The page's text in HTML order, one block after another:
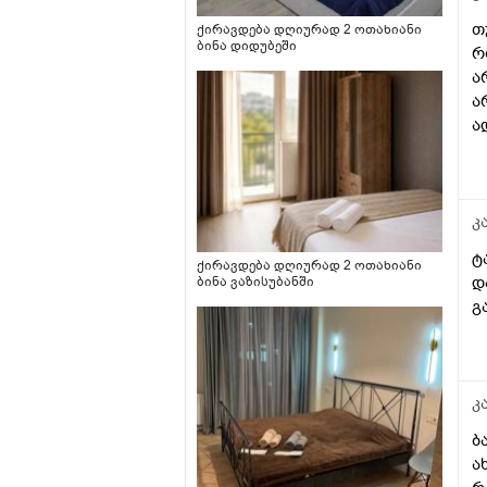
ქირავდება დღიურად 2 ოთახიანი
ბინა დიდუბეში
ქირავდება დღიურად 2 ოთახიანი
ბინა ვაზისუბანში